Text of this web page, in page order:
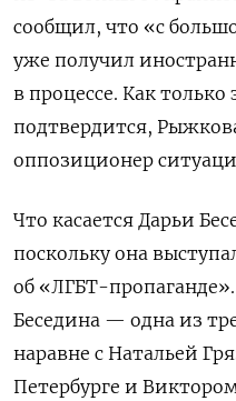
сообщил, что «с
уже получил
в процессе. Как
подтвердится,
оппозиционер
Что касается Дарьи
поскольку она
об «ЛГБТ-
Беседина — одна из
наравне с Натальей
Петербурге и